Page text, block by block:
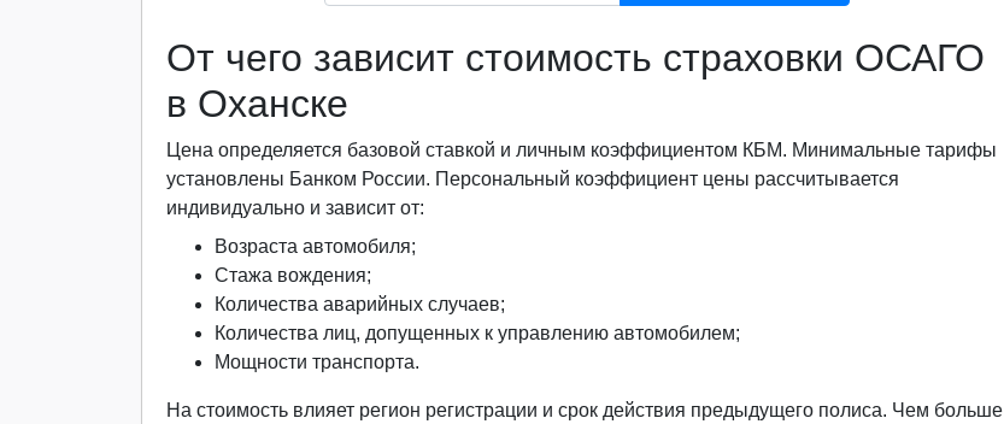
От чего зависит стоимость страховки ОСАГО
в Оханске
Цена определяется базовой ставкой и личным коэффициентом КБМ. Минимальные тарифы
установлены Банком России. Персональный коэффициент цены рассчитывается
индивидуально и зависит от:
Возраста автомобиля;
Стажа вождения;
Количества аварийных случаев;
Количества лиц, допущенных к управлению автомобилем;
Мощности транспорта.
На стоимость влияет регион регистрации и срок действия предыдущего полиса. Чем больше